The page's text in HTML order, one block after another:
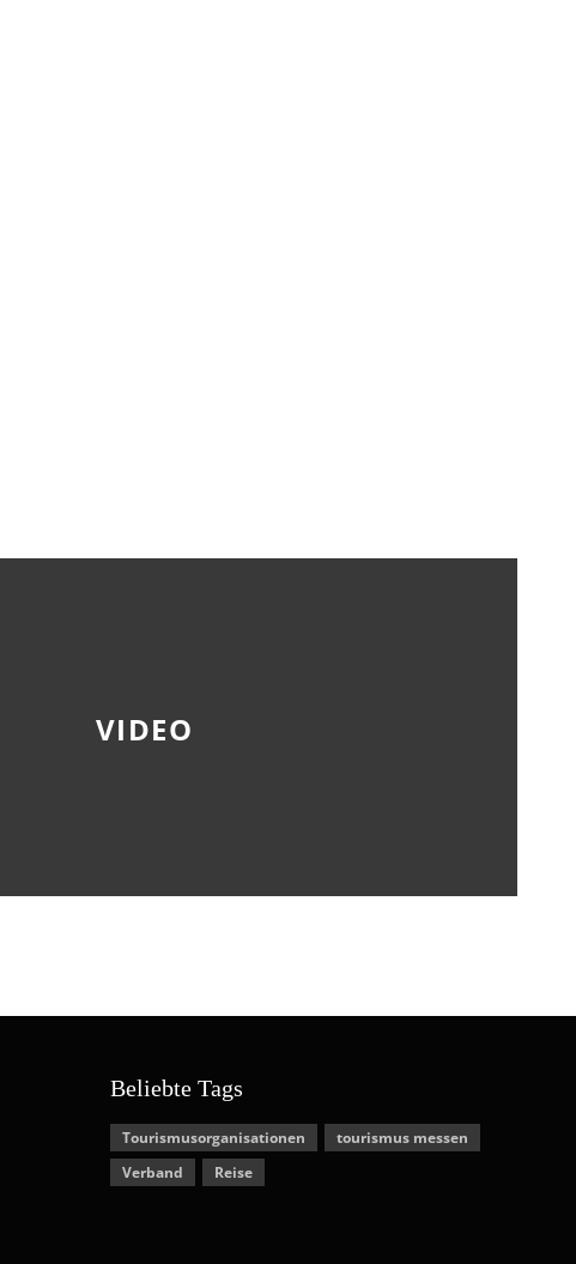
VIDEO
Beliebte Tags
Tourismusorganisationen
tourismus messen
Verband
Reise